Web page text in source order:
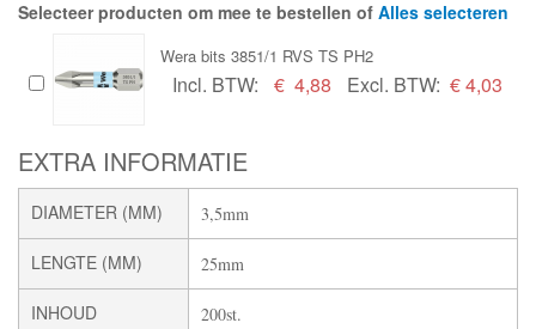
Selecteer producten om mee te bestellen of Alles selecteren
Wera bits 3851/1 RVS TS PH2
Incl. BTW: € 4,88 Excl. BTW: € 4,03
EXTRA INFORMATIE
DIAMETER (MM) 3,5mm
LENGTE (MM) 25mm
INHOUD 200st.